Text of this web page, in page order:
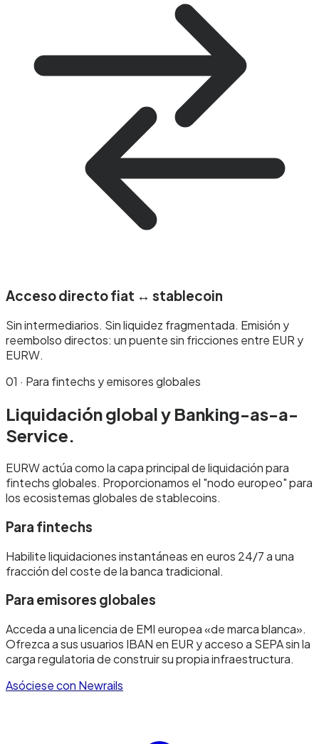
Acceso directo fiat ↔ stablecoin
Sin intermediarios. Sin liquidez fragmentada. Emisión y
reembolso directos: un puente sin fricciones entre EUR y
EURW.
01 · Para fintechs y emisores globales
Liquidación global y Banking-as-a-
Service.
EURW actúa como la capa principal de liquidación para
fintechs globales. Proporcionamos el "nodo europeo" para
los ecosistemas globales de stablecoins.
Para fintechs
Habilite liquidaciones instantáneas en euros 24/7 a una
fracción del coste de la banca tradicional.
Para emisores globales
Acceda a una licencia de EMI europea «de marca blanca».
Ofrezca a sus usuarios IBAN en EUR y acceso a SEPA sin la
carga regulatoria de construir su propia infraestructura.
Asóciese con Newrails